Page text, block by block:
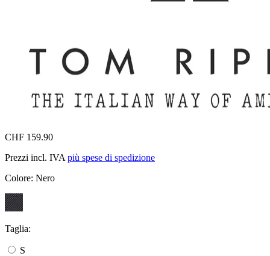
CHF 159.90
Prezzi incl. IVA più spese di spedizione
Colore: Nero
Taglia:
S